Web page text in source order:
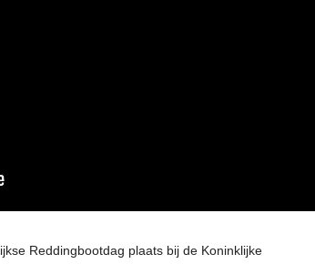
Reddingbootdag plaats bij de Koninklijke